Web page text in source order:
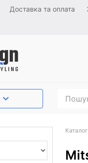
Доставка та оплата
Каталог